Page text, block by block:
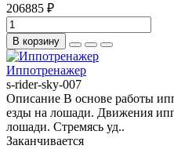
206885 ₽
В корзину
Иппотренажер
s-rider-sky-007
Описание В основе работы
езды на лошади. Движения
лошади. Стремясь уд..
Заканчивается